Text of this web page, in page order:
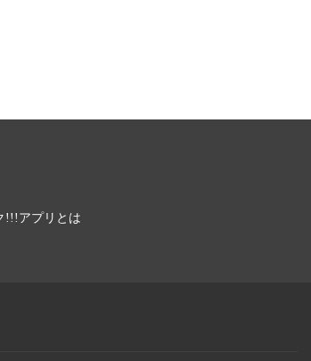
!!!アプリとは